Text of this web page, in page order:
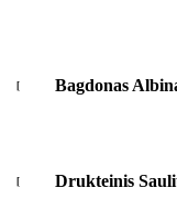
Bagdonas
Drukteinis